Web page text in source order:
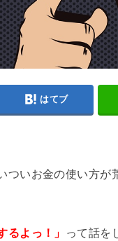
はてブ
ついお金の使い方が
るよっ！」 って話を